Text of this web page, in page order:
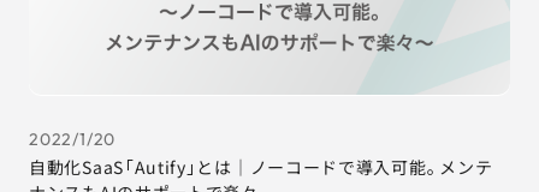
2022/1/20
自動化SaaS「Autify」とは｜ノーコードで導入可能。メンテ